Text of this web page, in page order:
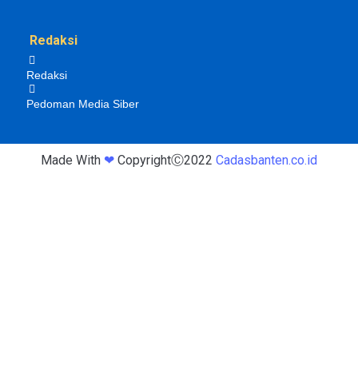
Redaksi
Redaksi
Pedoman Media Siber
Made With ❤ CopyrightⒸ2022 Cadasbanten.co.id